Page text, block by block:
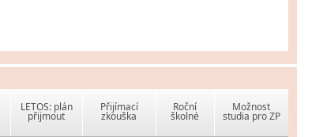
LETOS: plán
přijmout
Přijímací
zkouška
Roční
školné
Možnost
studia pro ZP